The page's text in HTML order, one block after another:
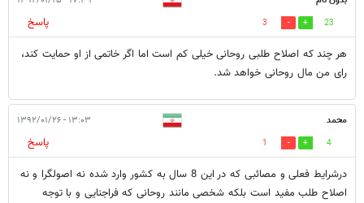
23
3
پاسخ
هر چند که اصلاح طلبی روحانی خیلی کم است اما اگر خاتمی از او حمایت کند،
رای من مال روحانی خواهد شد.
محمد ۱۳:۰۳ - ۱۳۹۲/۰۱/۲۶
4
1
پاسخ
درشرایط فعلی و مصائبی که در این 8 سال به کشور وارد شده نه اصولگرا و نه
اصلاح طلب مفید است بلکه شخصی مانند روحانی که فراجنایی و با توجه